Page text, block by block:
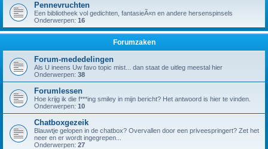
Pennevruchten
Een bibliotheek vol gedichten, fantasieÃ«n en andere hersenspinsels
Onderwerpen: 16
Forumzaken
Forum-mededelingen
Als U ineens Uw favo topic mist... dan staat de uitleg meestal hier
Onderwerpen: 38
Forumlessen
Hoe krijg ik die f***ing smiley in mijn bericht? Het antwoord is hier te vinden.
Onderwerpen: 10
Chatboxgezeik
Blauwtje gelopen in de chatbox? Overvallen door een priveespringert? Zet het
neer en er wordt ingegrepen...
Onderwerpen: 27